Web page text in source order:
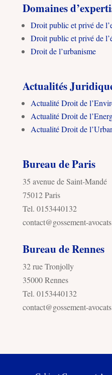
Domaines
Droit public et privé de
Droit public et privé de
Droit de l’urbanisme
Actualités
Actualité Droit de
Actualité Droit de
Actualité Droit de
Bureau de Paris
35 avenue de Saint-Mandé
75012 Paris
Tel. 0153440132
contact@gossement-avocats
Bureau de Rennes
32 rue Tronjolly
35000 Rennes
Tel. 0153440132
contact@gossement-avocats